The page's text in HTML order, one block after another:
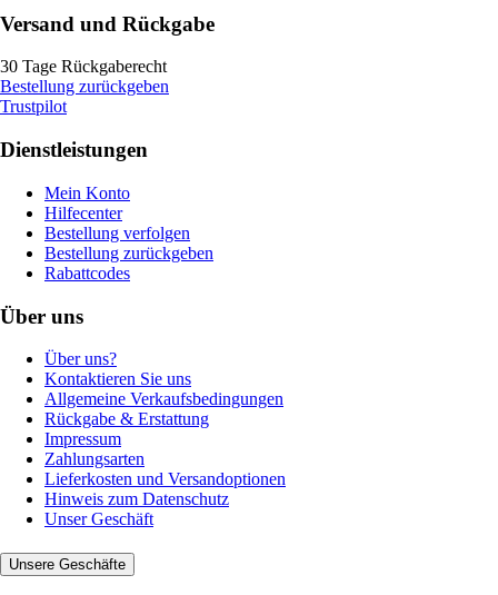
Versand und Rückgabe
30 Tage Rückgaberecht
Bestellung zurückgeben
Trustpilot
Dienstleistungen
Mein Konto
Hilfecenter
Bestellung verfolgen
Bestellung zurückgeben
Rabattcodes
Über uns
Über uns?
Kontaktieren Sie uns
Allgemeine Verkaufsbedingungen
Rückgabe & Erstattung
Impressum
Zahlungsarten
Lieferkosten und Versandoptionen
Hinweis zum Datenschutz
Unser Geschäft
Unsere Geschäfte